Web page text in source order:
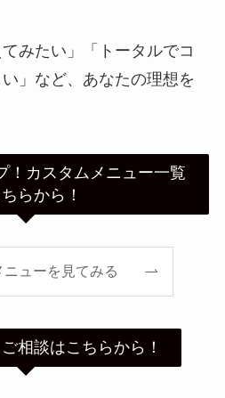
みたい」「トータルでコ
」など、あなたの理想を
！カスタムメニュー一覧
らから！
ニューを見てみる
相談はこちらから！